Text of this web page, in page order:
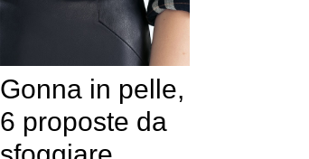
Gonna in pelle,
6 proposte da